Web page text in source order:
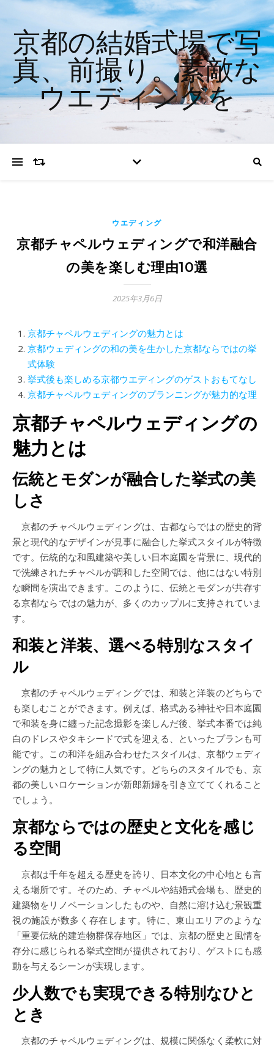
京都の結婚式場で写
真、前撮り。素敵な
ウエディングを
ウエディング
京都チャペルウェディングで和洋融合
の美を楽しむ理由10選
2025年3月6日
京都チャペルウェディングの魅力とは
京都ウェディングの和の美を生かした京都ならではの挙
式体験
挙式後も楽しめる京都ウエディングのゲストおもてなし
京都チャペルウェディングのプランニングが魅力的な理
京都チャペルウェディングの
魅力とは
伝統とモダンが融合した挙式の美
しさ
京都のチャペルウェディングは、古都ならではの歴史的背
景と現代的なデザインが見事に融合した挙式スタイルが特徴
です。伝統的な和風建築や美しい日本庭園を背景に、現代的
で洗練されたチャペルが調和した空間では、他にはない特別
な瞬間を演出できます。このように、伝統とモダンが共存す
る京都ならではの魅力が、多くのカップルに支持されていま
す。
和装と洋装、選べる特別なスタイ
ル
京都のチャペルウェディングでは、和装と洋装のどちらで
も楽しむことができます。例えば、格式ある神社や日本庭園
で和装を身に纏った記念撮影を楽しんだ後、挙式本番では純
白のドレスやタキシードで式を迎える、といったプランも可
能です。この和洋を組み合わせたスタイルは、京都ウェディ
ングの魅力として特に人気です。どちらのスタイルでも、京
都の美しいロケーションが新郎新婦を引き立ててくれること
でしょう。
京都ならではの歴史と文化を感じ
る空間
京都は千年を超える歴史を誇り、日本文化の中心地とも言
える場所です。そのため、チャペルや結婚式会場も、歴史的
建築物をリノベーションしたものや、自然に溶け込む景観重
視の施設が数多く存在します。特に、東山エリアのような
「重要伝統的建造物群保存地区」では、京都の歴史と風情を
存分に感じられる挙式空間が提供されており、ゲストにも感
動を与えるシーンが実現します。
少人数でも実現できる特別なひと
とき
京都のチャペルウェディングは、規模に関係なく柔軟に対